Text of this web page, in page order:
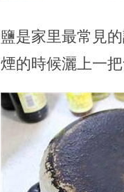
鹽是家里最常見
煙的時候灑上一